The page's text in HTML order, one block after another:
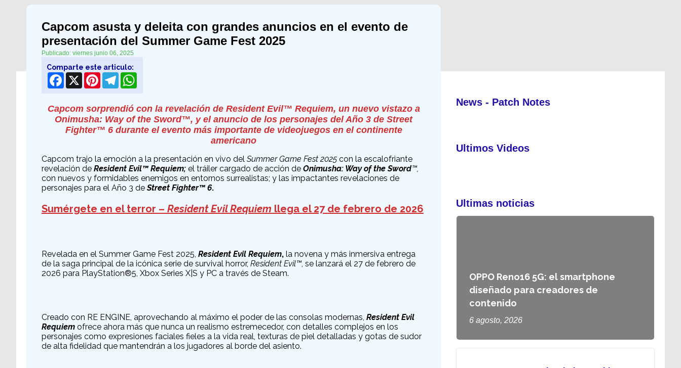
Capcom asusta y deleita con grandes anuncios en el evento de
presentación del Summer Game Fest 2025
Publicado: viernes junio 06, 2025
Comparte este articulo:
Facebook PinterestTelegram
Capcom sorprendió con la revelación de Resident Evil™ Requiem, un nuevo vistazo a
Onimusha: Way of the Sword™, y el anuncio de los personajes del Año 3 de Street
Fighter™ 6 durante el evento más importante de videojuegos en el continente
americano
Capcom trajo la emoción a la presentación en vivo del Summer Game Fest 2025 con la escalofriante
revelación de Resident Evil™ Requiem; el tráiler cargado de acción de Onimusha: Way of the Sword™,
con nuevos y formidables enemigos en entornos surrealistas; y las impactantes revelaciones de
personajes para el Año 3 deStreet Fighter™ 6.
Sumérgete en el terror – Resident Evil Requiem llega el 27 de febrero de 2026
Revelada en el Summer Game Fest 2025, Resident Evil Requiem, la novena y más inmersiva entrega
de la saga principal de la icónica serie de survival horror, Resident Evil™, se lanzará el 27 de febrero de
2026 para PlayStation®5, Xbox Series X|S y PC a través de Steam.
Creado con RE ENGINE, aprovechando al máximo el poder de las consolas modernas, Resident Evil
Requiem ofrece ahora más que nunca un realismo estremecedor, con detalles complejos en los
personajes como expresiones faciales fieles a la vida real, texturas de piel detalladas y gotas de sudor
de alta fidelidad que mantendrán a los jugadores al borde del asiento.
News - Patch Notes
Ultimos Videos
Ultimas noticias
OPPO Reno16 5G: el smartphone
diseñado para creadores de
contenido
6 agosto, 2026